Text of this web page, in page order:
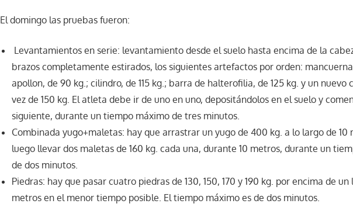
El domingo las pruebas fueron:
Levantamientos en serie: levantamiento desde el suelo hasta encima de la
brazos completamente estirados, los siguientes artefactos por orden:
apollon, de 90 kg.; cilindro, de 115 kg.; barra de halterofilia, de 125 kg. y un nuevo
vez de 150 kg. El atleta debe ir de uno en uno, depositándolos en el suelo y
siguiente, durante un tiempo máximo de tres minutos.
Combinada yugo+maletas: hay que arrastrar un yugo de 400 kg. a lo largo de 10
luego llevar dos maletas de 160 kg. cada una, durante 10 metros, durante un
de dos minutos.
Piedras: hay que pasar cuatro piedras de 130, 150, 170 y 190 kg. por encima de un
metros en el menor tiempo posible. El tiempo máximo es de dos minutos.